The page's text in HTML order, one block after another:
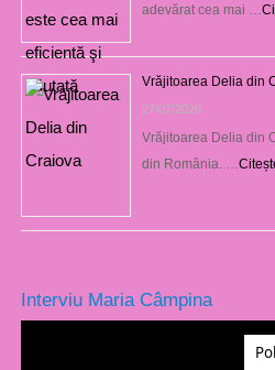
adevărat cea mai …
Vrăjitoarea Delia din
27/07/2026
Vrăjitoarea Delia din
din România. …
Interviu Maria Câmpina